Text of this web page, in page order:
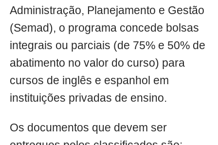
Administração, Planejamento e Gestão
(Semad), o programa concede bolsas
integrais ou parciais (de 75% e 50% de
abatimento no valor do curso) para
cursos de inglês e espanhol em
instituições privadas de ensino.
Os documentos que devem ser